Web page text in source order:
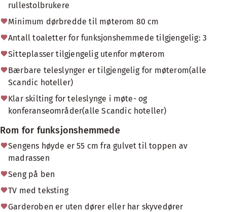
rullestolbrukere
Minimum dørbredde til møterom 80 cm
Antall toaletter for funksjonshemmede tilgjengelig: 3
Sitteplasser tilgjengelig utenfor møterom
Bærbare teleslynger er tilgjengelig for møterom(alle
Scandic hoteller)
Klar skilting for teleslynge i møte- og
konferanseområder(alle Scandic hoteller)
Rom for funksjonshemmede
Sengens høyde er 55 cm fra gulvet til toppen av
madrassen
Seng på ben
TV med teksting
Garderoben er uten dører eller har skyvedører